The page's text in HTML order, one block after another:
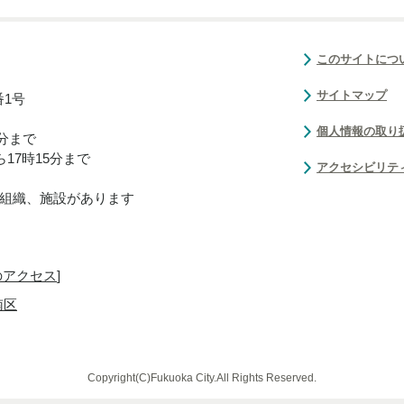
1号
まで
17時15分まで
織、施設があります
クセス]
区
このサイトにつ
サイトマップ
個人情報の取り
アクセシビリテ
Copyright(C)Fukuoka City.All Rights Reserved.